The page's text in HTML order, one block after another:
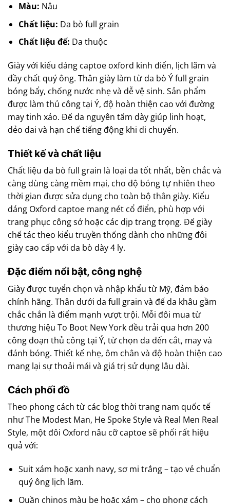
Màu: Nâu
Chất liệu: Da bò full grain
Chất liệu đế: Da thuộc
Giày với kiểu dáng captoe oxford kinh điển, lịch lãm và
đầy chất quý ông. Thân giày làm từ da bò Ý full grain
bóng bẩy, chống nước nhẹ và dễ vệ sinh. Sản phẩm
được làm thủ công tại Ý, độ hoàn thiện cao với đường
may tinh xảo. Đế da nguyên tấm dày giúp linh hoạt,
dẻo dai và hạn chế tiếng động khi di chuyển.
Thiết kế và chất liệu
Chất liệu da bò full grain là loại da tốt nhất, bền chắc và
càng dùng càng mềm mại, cho độ bóng tự nhiên theo
thời gian được sửa dụng cho toàn bộ thân giày. Kiểu
dáng Oxford captoe mang nét cổ điển, phù hợp với
trang phục công sở hoặc các dịp trang trọng. Đế giày
chế tác theo kiểu truyền thống dành cho những đôi
giày cao cấp với da bò dày 4 ly.
Đặc điểm nổi bật, công nghệ
Giày được tuyển chọn và nhập khẩu từ Mỹ, đảm bảo
chính hãng. Thân dưới da full grain và đế da khâu gầm
chắc chắn là điểm mạnh vượt trội. Mỗi đôi mua từ
thương hiệu To Boot New York đều trải qua hơn 200
công đoạn thủ công tại Ý, từ chọn da đến cắt, may và
đánh bóng. Thiết kế nhẹ, ôm chân và độ hoàn thiện cao
mang lại sự thoải mái và giá trị sử dụng lâu dài.
Cách phối đồ
Theo phong cách từ các blog thời trang nam quốc tế
như The Modest Man, He Spoke Style và Real Men Real
Style, một đôi Oxford nâu cỡ captoe sẽ phối rất hiệu
quả với:
Suit xám hoặc xanh navy, sơ mi trắng – tạo vẻ chuẩn
quý ông lịch lãm.
Quần chinos màu be hoặc xám – cho phong cách